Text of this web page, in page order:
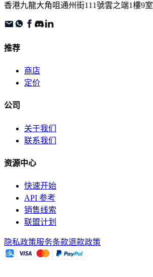
香港九龍大角咀通州街111號雲之端1樓9室
推荐
商店
定价
公司
关于我们
联系我们
资源中心
快速开始
API 参考
销售线索
联盟计划
隐私政策服务条款退款政策